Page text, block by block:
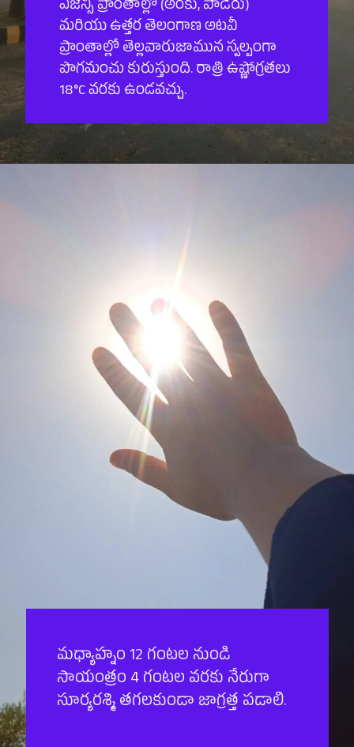
ఏజెన్సీ ప్రాంతాల్లో (అరకు, పాడేరు)
మరియు ఉత్తర తెలంగాణ అటవీ
ప్రాంతాల్లో తెల్లవారుజామున స్వల్పంగా
పొగమంచు కురుస్తుంది. రాత్రి ఉష్ణోగ్రతలు
18°C వరకు ఉండవచ్చు.
మధ్యాహ్నం 12 గంటల నుండి
సాయంత్రం 4 గంటల వరకు నేరుగా
సూర్యరశ్మి తగలకుండా జాగ్రత్త పడాలి.